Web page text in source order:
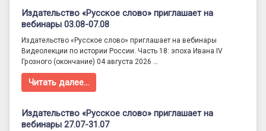
Издательство «Русское слово» приглашает на
вебинары 03.08-07.08
Издательство «Русское слово» приглашает на вебинары
Видеолекции по истории России. Часть 18: эпоха Ивана IV
Грозного (окончание) 04 августа 2026 …
Читать далее…
Издательство «Русское слово» приглашает на
вебинары 27.07-31.07